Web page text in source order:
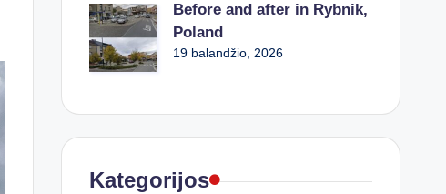
Before and after in Rybnik,
Poland
19 balandžio, 2026
Kategorijos